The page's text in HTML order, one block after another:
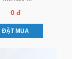
0 đ
ĐẶT MUA